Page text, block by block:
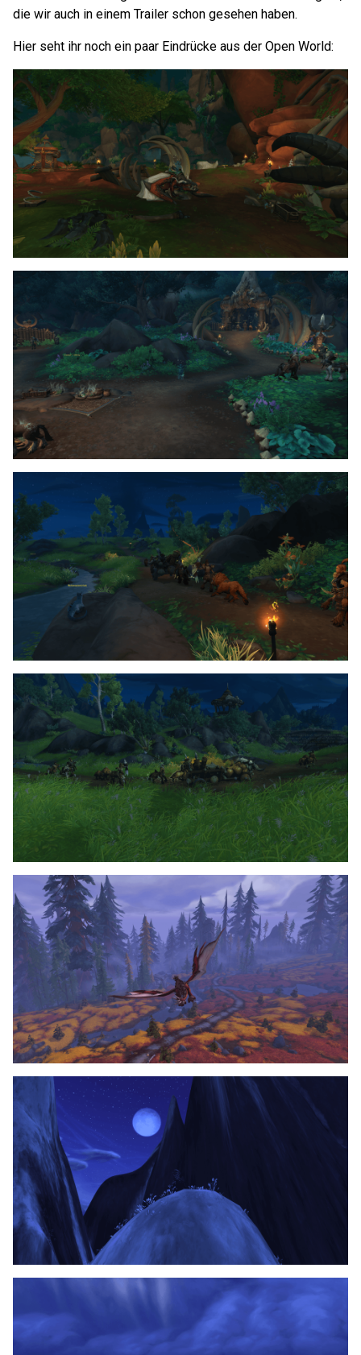
die wir auch in einem Trailer schon gesehen haben.
Hier seht ihr noch ein paar Eindrücke aus der Open World: